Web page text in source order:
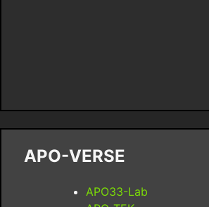
APO-VERSE
APO33-Lab